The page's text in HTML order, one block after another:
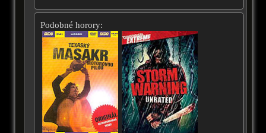
Podobné horory: